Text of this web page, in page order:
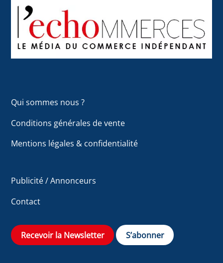
To
Top
Qui sommes nous ?
Conditions générales de vente
Mentions légales & confidentialité
Publicité / Annonceurs
Contact
Recevoir la Newsletter S’abonner